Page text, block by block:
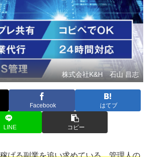
株式会社K&H 石山 昌志
Facebook はてブ
LINE コピー
げる副業を追い求めている、管理人の